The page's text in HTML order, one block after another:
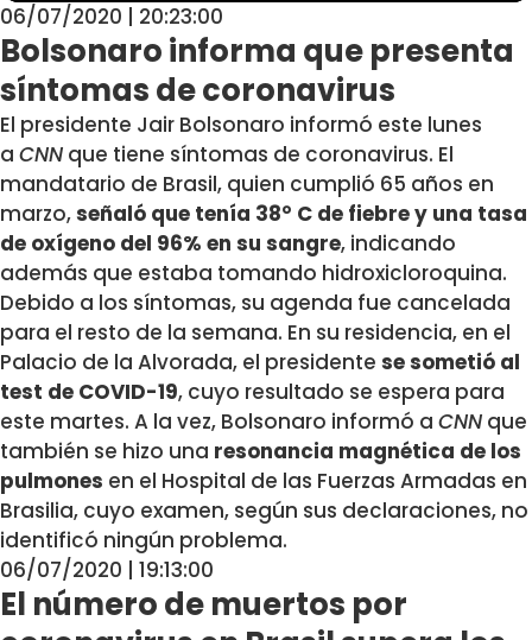
06/07/2020 | 20:23:00
Bolsonaro informa que presenta
síntomas de coronavirus
El presidente Jair Bolsonaro informó este lunes
a CNN que tiene síntomas de coronavirus. El
mandatario de Brasil, quien cumplió 65 años en
marzo,señaló que tenía 38° C de fiebre y una tasa
de oxígeno del 96% en su sangre, indicando
además que estaba tomando hidroxicloroquina.
Debido a los síntomas, su agenda fue cancelada
para el resto de la semana. En su residencia, en el
Palacio de la Alvorada, el presidente se sometió al
test de COVID-19, cuyo resultado se espera para
este martes. A la vez, Bolsonaro informó a CNN que
también se hizo una resonancia magnética de los
pulmones en el Hospital de las Fuerzas Armadas en
Brasilia, cuyo examen, según sus declaraciones, no
identificó ningún problema.
06/07/2020 | 19:13:00
El número de muertos por